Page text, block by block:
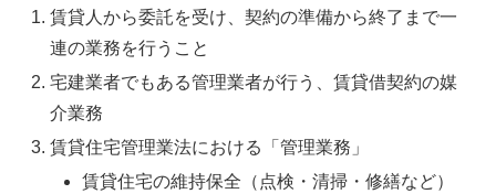
賃貸人から委託を受け、契約の準備から終了まで一
連の業務を行うこと
宅建業者でもある管理業者が行う、賃貸借契約の媒
介業務
賃貸住宅管理業法における「管理業務」
賃貸住宅の維持保全（点検・清掃・修繕など）